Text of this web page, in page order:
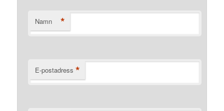
Namn *
E-postadress *